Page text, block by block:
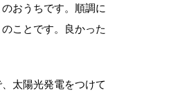
おうちです。順調に
ことです。良かった
太陽光発電をつけて